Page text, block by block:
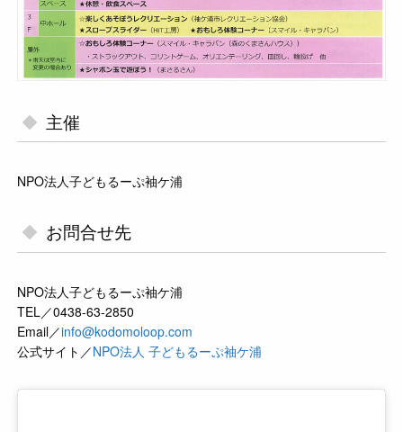
主催
NPO法人子どもるーぷ袖ケ浦
お問合せ先
NPO法人子どもるーぷ袖ケ浦
TEL／0438-63-2850
Email／info@kodomoloop.com
公式サイト／NPO法人 子どもるーぷ袖ケ浦